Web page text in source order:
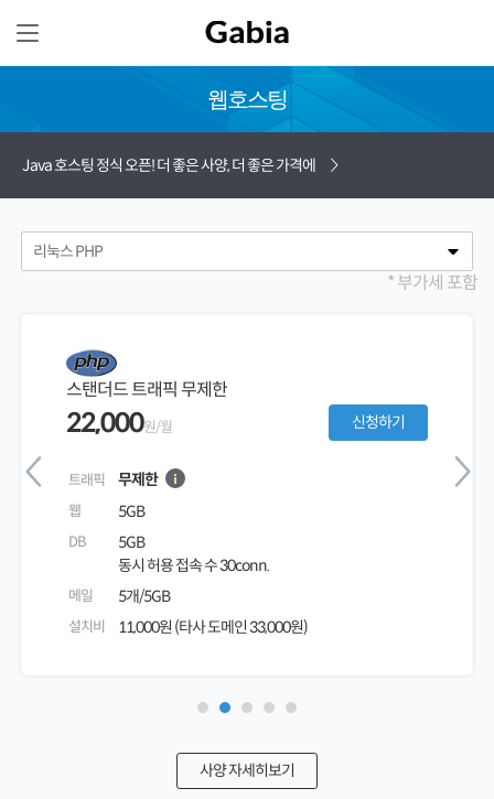
웹호스팅
Java 호스팅 정식 오픈! 더 좋은 사양, 더 좋은 가격에
* 부가세 포함
스탠더드 트래픽 무제한
22,000원/월 신청하기
트래픽 무제한
웹 5GB
DB
5GB
동시 허용 접속 수 30conn.
메일 5개/5GB
설치비 11,000원 (타사 도메인 33,000원)
사양 자세히보기